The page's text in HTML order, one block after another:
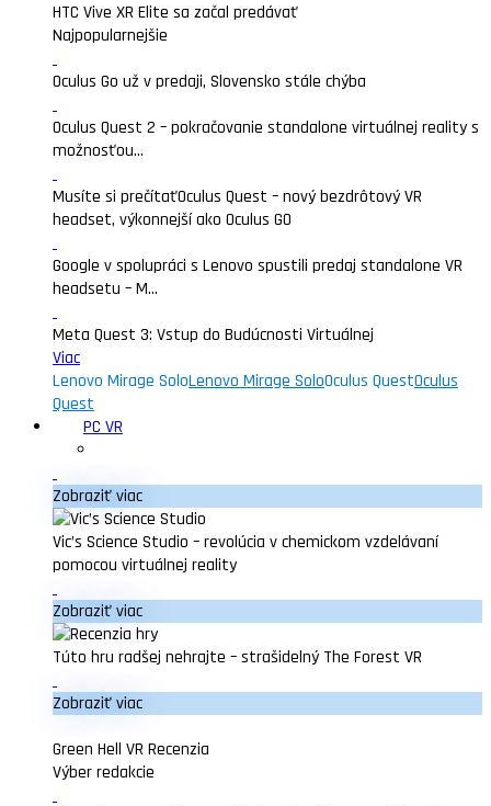
HTC Vive XR Elite sa začal predávať
Najpopularnejšie
Oculus Go už v predaji, Slovensko stále chýba
Oculus Quest 2 – pokračovanie standalone virtuálnej reality s
možnosťou...
Musíte si prečítaťOculus Quest – nový bezdrôtový VR
headset, výkonnejší ako Oculus GO
Google v spolupráci s Lenovo spustili predaj standalone VR
headsetu – M...
Meta Quest 3: Vstup do Budúcnosti Virtuálnej
Viac
Lenovo Mirage SoloLenovo Mirage SoloOculus QuestOculus
Quest
PC VR
Zobraziť viac
Vic’s Science Studio – revolúcia v chemickom vzdelávaní
pomocou virtuálnej reality
Zobraziť viac
Túto hru radšej nehrajte – strašidelný The Forest VR
Zobraziť viac
Green Hell VR Recenzia
Výber redakcie